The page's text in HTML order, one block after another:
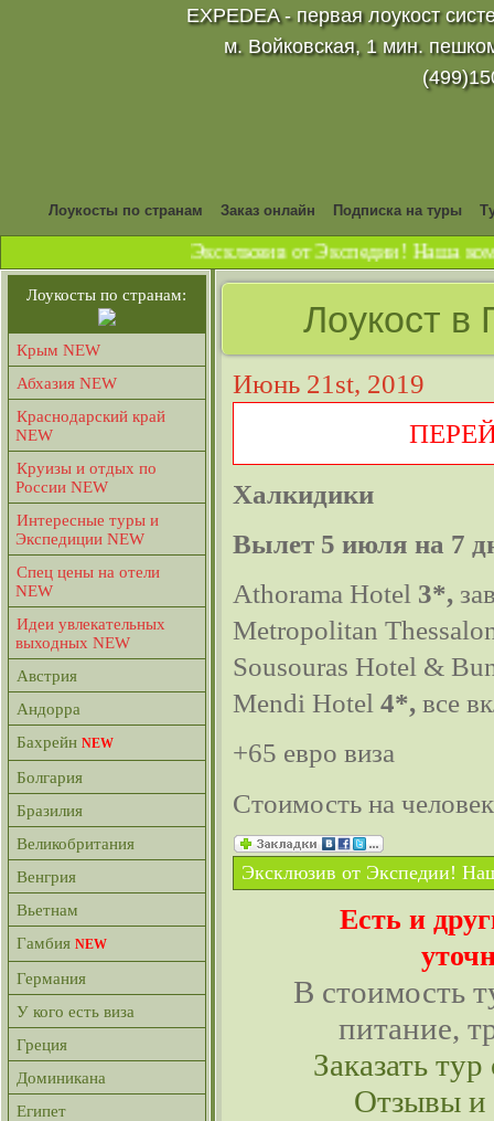
EXPEDEA - первая лоукост
м. Войковская, 1 мин.
Лоукосты по странам Заказ онлайн Подписка на туры
Эксклюзив от Экспедии! Наша
Лоукост в
Июнь 21st, 2019
Халкидики
Вылет 5 июля на 7
Athorama Hotel 3*,
Metropolitan
Sousouras Hotel &
Mendi Hotel 4*, все
+65 евро виза
Стоимость на
Эксклюзив от Экспедии!
Есть и
В стоимость
питание,
Заказать
Отзывы и
Лоукосты по странам:
Крым NEW
Абхазия NEW
Краснодарский край
NEW
Круизы и отдых по
России NEW
Интересные туры и
Экспедиции NEW
Спец цены на отели
NEW
Идеи увлекательных
выходных NEW
Австрия
Андорра
Бахрейн NEW
Болгария
Бразилия
Великобритания
Венгрия
Вьетнам
Гамбия NEW
Германия
У кого есть виза
Греция
Доминикана
Египет